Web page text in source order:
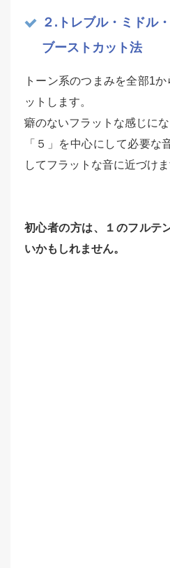
２.トレブル・ミドル
ブーストカット法
トーン系のつまみを全部1
ットします。
癖のないフラットな感じにな
「５」を中心にして必要な
してフラットな音に近づけま
初心者の方は、１のフルテ
いかもしれません。